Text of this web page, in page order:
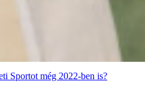
Sportot még 2022-ben is?